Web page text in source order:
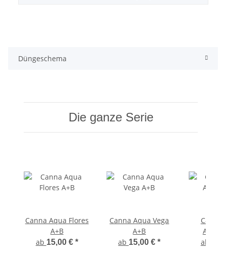
Düngeschema
Die ganze Serie
Canna Aqua Flores
A+B
ab 15,00 € *
Canna Aqua Vega
A+B
ab 15,00 €*
Canna
ab